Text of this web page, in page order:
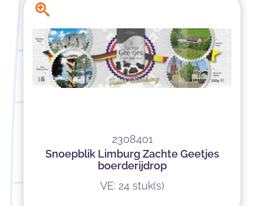
2308401
Snoepblik Limburg Zachte Geetjes
boerderijdrop
VE: 24 stuk(s)